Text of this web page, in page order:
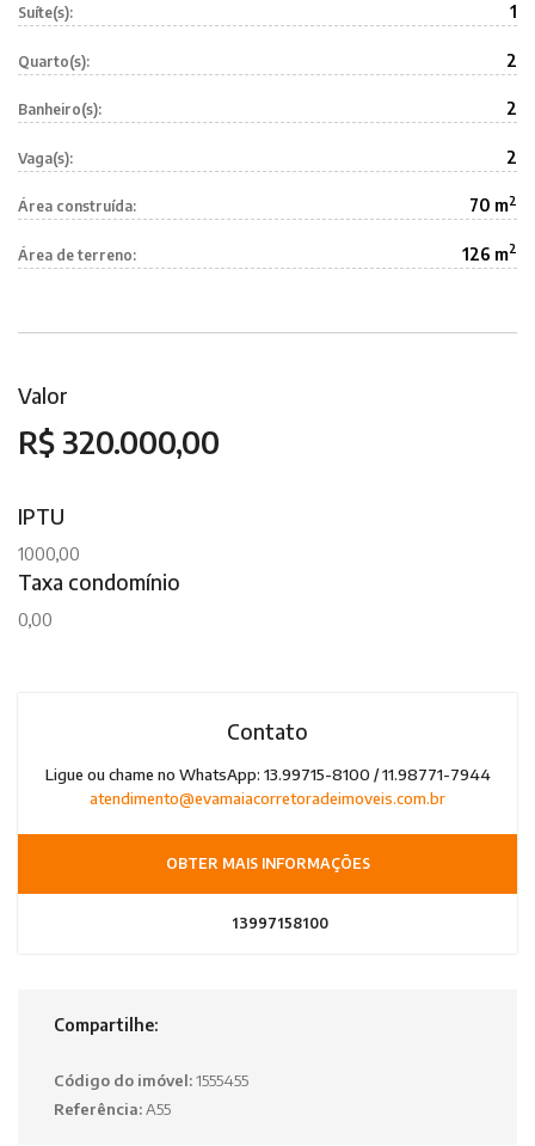
Suíte(s): 1
Quarto(s): 2
Banheiro(s): 2
Vaga(s): 2
Área construída: 70 m2
Área de terreno: 126 m2
Valor
R$ 320.000,00
IPTU
1000,00
Taxa condomínio
0,00
Contato
Ligue ou chame no WhatsApp: 13.99715-8100 / 11.98771-7944
atendimento@evamaiacorretoradeimoveis.com.br
OBTER MAIS INFORMAÇÕES
13997158100
Compartilhe:
Código do imóvel:1555455
Referência:A55